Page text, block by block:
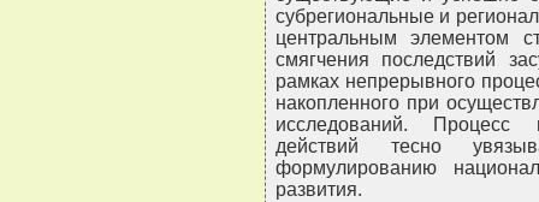
субрегиональные и
центральным элементом
смягчения последствий
рамках непрерывного
накопленного при
исследований. Процесс
действий тесно
формулированию
развития.